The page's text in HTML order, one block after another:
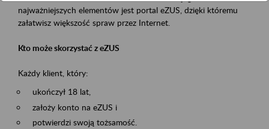
najważniejszych elementów jest portal eZUS, dzięki któremu
załatwisz większość spraw przez Internet.
Kto może skorzystać z eZUS
Każdy klient, który:
ukończył 18 lat,
założy konto na eZUS i
potwierdzi swoją tożsamość.